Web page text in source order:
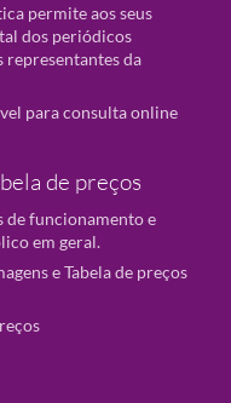
permite aos seus
dos periódicos
representantes da
para consulta online
de preços
de funcionamento e
em geral.
e Tabela de preços